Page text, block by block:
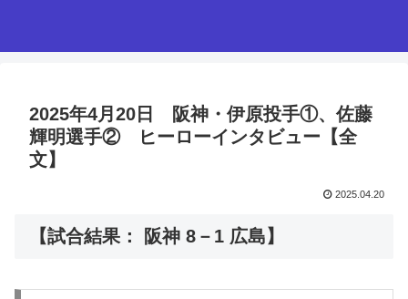
2025年4月20日 阪神・伊原投手①、佐藤
輝明選手② ヒーローインタビュー【全
文】
2025.04.20
【試合結果： 阪神 8－1 広島】